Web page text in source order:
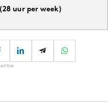
uur per week)